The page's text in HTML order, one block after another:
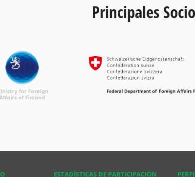
Principales
ESTADÍSTICAS DE PARTICIPACIÓN